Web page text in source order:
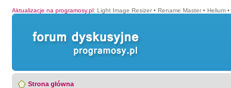
Aktualizacje na programosy.pl: Light Image Resizer • Rename Master • Helium •
Strona główna